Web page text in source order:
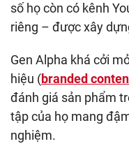
số họ còn có kênh
riêng – được xây
Gen Alpha khá cởi
hiệu (branded
đánh giá sản phẩm
tập của họ mang
nghiệm.